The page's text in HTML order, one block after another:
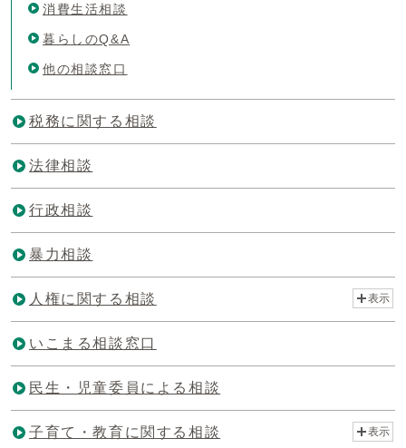
消費生活相談
暮らしのQ&A
他の相談窓口
税務に関する相談
法律相談
行政相談
暴力相談
人権に関する相談 表示
いこまる相談窓口
民生・児童委員による相談
子育て・教育に関する相談 表示